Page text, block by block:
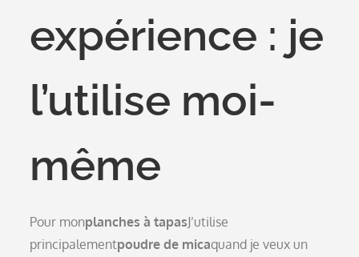
expérience : je
l’utilise moi-
même
Pour monplanches à tapasJ’utilise
principalementpoudre de micaquand je veux un